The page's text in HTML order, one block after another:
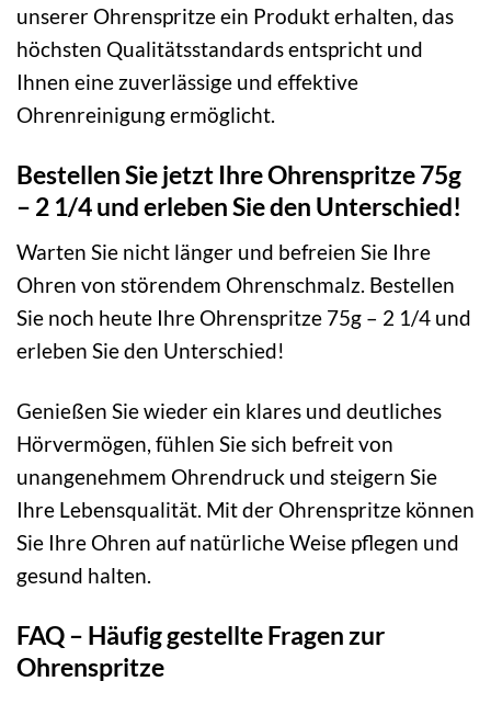
unserer Ohrenspritze ein Produkt erhalten, das
höchsten Qualitätsstandards entspricht und
Ihnen eine zuverlässige und effektive
Ohrenreinigung ermöglicht.
Bestellen Sie jetzt Ihre Ohrenspritze 75g
– 2 1/4 und erleben Sie den Unterschied!
Warten Sie nicht länger und befreien Sie Ihre
Ohren von störendem Ohrenschmalz. Bestellen
Sie noch heute Ihre Ohrenspritze 75g – 2 1/4 und
erleben Sie den Unterschied!
Genießen Sie wieder ein klares und deutliches
Hörvermögen, fühlen Sie sich befreit von
unangenehmem Ohrendruck und steigern Sie
Ihre Lebensqualität. Mit der Ohrenspritze können
Sie Ihre Ohren auf natürliche Weise pflegen und
gesund halten.
FAQ – Häufig gestellte Fragen zur
Ohrenspritze